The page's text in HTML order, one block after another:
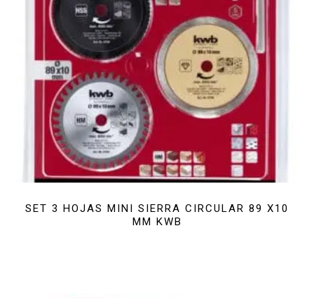
SET 3 HOJAS MINI SIERRA CIRCULAR 89 X10
MM KWB